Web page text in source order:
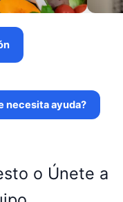
necesita ayuda?
o Únete a